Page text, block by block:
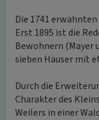
Die 1741
Erst 1895 ist die
Bewohnern (Mayer
sieben Häuser mit
Durch die
Charakter des
Weilers in einer